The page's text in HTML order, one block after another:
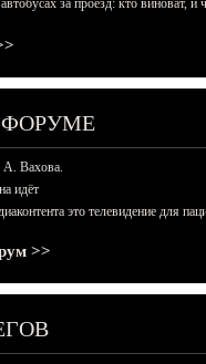
за проезд: кто виноват, и
А. Вахова.
идёт
это телевидение для
>>